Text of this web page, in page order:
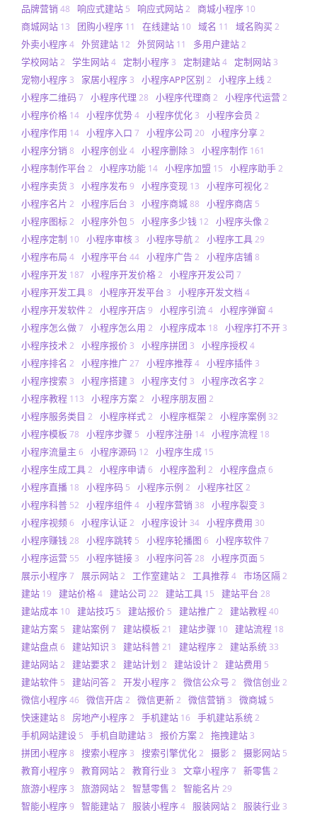
品牌营销 48 响应式建站 5 响应式网站2 商城小程序 10
商城网站 13 团购小程序 11 在线建站 10 域名 11 域名购买2
外卖小程序4 外贸建站 12 外贸网站 11 多用户建站2
学校网站2 学生网站4 定制小程序 3 定制建站4 定制网站 3
宠物小程序 3 家居小程序 3 小程序APP区别 2 小程序上线 2
小程序二维码7 小程序代理 28 小程序代理商2 小程序代运营2
小程序价格 14 小程序优势4 小程序优化 3 小程序会员 2
小程序作用 14 小程序入口 7 小程序公司 20 小程序分享2
小程序分销 8 小程序创业 4 小程序删除 3 小程序制作 161
小程序制作平台 2 小程序功能 14 小程序加盟 15 小程序助手2
小程序卖货 3 小程序发布9 小程序变现 13 小程序可视化2
小程序名片 2 小程序后台 3 小程序商城88 小程序商店 5
小程序图标2 小程序外包 5 小程序多少钱 12 小程序头像 2
小程序定制 10 小程序审核 3 小程序导航2 小程序工具29
小程序布局 4 小程序平台 44 小程序广告2 小程序店铺8
小程序开发 187 小程序开发价格2 小程序开发公司 7
小程序开发工具8 小程序开发平台 3 小程序开发文档 4
小程序开发软件2 小程序开店9 小程序引流4 小程序弹窗 4
小程序怎么做7 小程序怎么用 2 小程序成本 18 小程序打不开 3
小程序技术 2 小程序报价 3 小程序拼团 3 小程序授权 4
小程序排名 2 小程序推广27 小程序推荐4 小程序插件 3
小程序搜索 3 小程序搭建 3 小程序支付 3 小程序改名字 2
小程序教程 113 小程序方案2 小程序朋友圈 2
小程序服务类目 2 小程序样式2 小程序框架 2 小程序案例 32
小程序模板 78 小程序步骤 5 小程序注册 14 小程序流程 18
小程序流量主 6 小程序源码 12 小程序生成 15
小程序生成工具2 小程序申请6 小程序盈利 2 小程序盘点 6
小程序直播 18 小程序码 5 小程序示例 2 小程序社区 2
小程序科普 52 小程序组件4 小程序营销 38 小程序裂变 3
小程序视频6 小程序认证2 小程序设计 34 小程序费用 30
小程序赚钱28 小程序跳转 5 小程序轮播图 6 小程序软件7
小程序运营 55 小程序链接 3 小程序问答28 小程序页面 5
展示小程序7 展示网站2 工作室建站2 工具推荐4 市场区隔2
建站 19 建站价格4 建站公司 22 建站工具 15 建站平台 28
建站成本 10 建站技巧 5 建站报价 5 建站推广2 建站教程40
建站方案 5 建站案例 7 建站模板 21 建站步骤 10 建站流程 18
建站盘点 6 建站知识 3 建站科普21 建站程序2 建站系统 33
建站网站2 建站要求2 建站计划 2 建站设计2 建站费用 5
建站软件 5 建站问答2 开发小程序2 微信公众号 2 微信创业 2
微信小程序46 微信开店2 微信更新2 微信营销 3 微商城 5
快速建站8 房地产小程序2 手机建站 16 手机建站系统2
手机网站建设 5 手机自助建站 3 报价方案2 拖拽建站 3
拼团小程序8 搜索小程序 3 搜索引擎优化2 摄影2 摄影网站 5
教育小程序9 教育网站2 教育行业 3 文章小程序7 新零售 2
旅游小程序 3 旅游网站2 智慧零售 2 智能名片 29
智能小程序9 智能建站7 服装小程序4 服装网站2 服装行业 3